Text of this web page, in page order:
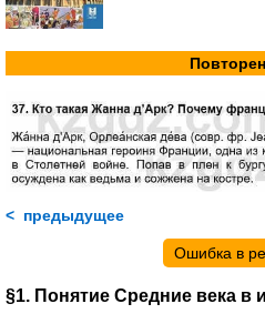
< предыдущее
Ошибка в
§1. Понятие Средние века в